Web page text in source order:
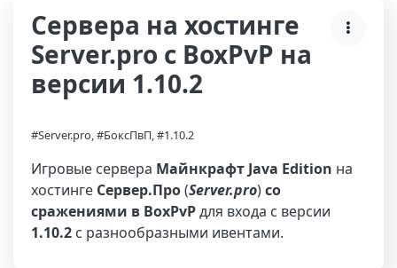
Сервера на хостинге
Server.pro с BoxPvP на
версии 1.10.2
#Server.pro, #БоксПвП, #1.10.2
Игровые сервера Майнкрафт Java Edition на
хостинге Сервер.Про(Server.pro)со
сражениями в BoxPvPдля входа с версии
1.10.2 с разнообразными ивентами.